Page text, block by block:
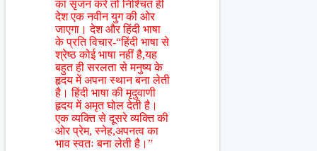
का सृजन करें तो निश्चित ही
देश एक नवीन युग की ओर
जाएगा। देश और हिंदी भाषा
के प्रति विचार-“हिंदी भाषा से
श्रेष्ठ कोई भाषा नहीं है,यह
बहुत ही सरलता से मनुष्य के
हृदय में अपना स्थान बना लेती
है। हिंदी भाषा की मृदुवाणी
हृदय में अमृत घोल देती है।
एक व्यक्ति से दूसरे व्यक्ति की
ओर प्रेम, स्नेह,अपनत्व का
भाव स्वतः बना लेती है।”